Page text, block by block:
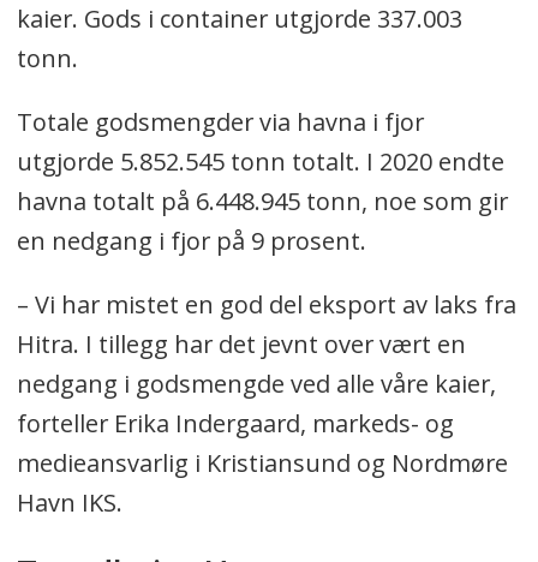
kaier. Gods i container utgjorde 337.003
tonn.
Totale godsmengder via havna i fjor
utgjorde 5.852.545 tonn totalt. I 2020 endte
havna totalt på 6.448.945 tonn, noe som gir
en nedgang i fjor på 9 prosent.
– Vi har mistet en god del eksport av laks fra
Hitra. I tillegg har det jevnt over vært en
nedgang i godsmengde ved alle våre kaier,
forteller Erika Indergaard, markeds- og
medieansvarlig i Kristiansund og Nordmøre
Havn IKS.